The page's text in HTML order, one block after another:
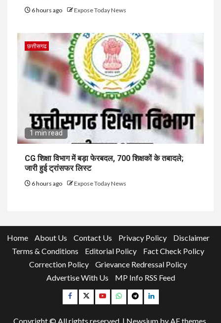
6 hours ago Expose Today News
छत्तीसगढ
1 min read
CG शिक्षा विभाग में बड़ा फेरबदल, 700 शिक्षकों के तबादले;
जारी हुई ट्रांसफर लिस्ट
6 hours ago Expose Today News
Home About Us Contact Us Privacy Policy
Disclaimer
Terms & Conditions
Editorial Policy
Fact Check Policy
Correction Policy
Grievance Redressal Policy
Advertise With Us
MP Info RSS Feed
Facebook
TwitterYouTubeWhatsapp
TelegramLinkedin
Copyright © All rights reserved. | Newsium by AF themes.